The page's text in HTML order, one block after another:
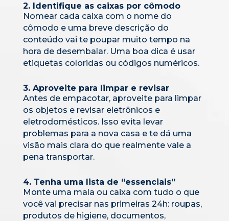
2. Identifique as caixas por cômodo
Nomear cada caixa com o nome do
cômodo e uma breve descrição do
conteúdo vai te poupar muito tempo na
hora de desembalar. Uma boa dica é usar
etiquetas coloridas ou códigos numéricos.
3. Aproveite para limpar e revisar
Antes de empacotar, aproveite para limpar
os objetos e revisar eletrônicos e
eletrodomésticos. Isso evita levar
problemas para a nova casa e te dá uma
visão mais clara do que realmente vale a
pena transportar.
4. Tenha uma lista de “essenciais”
Monte uma mala ou caixa com tudo o que
você vai precisar nas primeiras 24h: roupas,
produtos de higiene, documentos,